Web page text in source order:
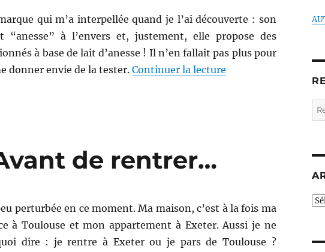
qui m’a interpellée quand je l’ai découverte : son
à l’envers et, justement, elle propose des
à base de lait d’anesse ! Il n’en fallait pas plus pour
donner envie de la tester. Continuer la lecturede « Gel douche #
de rentrer…
perturbée en ce moment. Ma maison, c’est à la fois ma
à Toulouse et mon appartement à Exeter. Aussi je ne
dire : je rentre à Exeter ou je pars de Toulouse ?